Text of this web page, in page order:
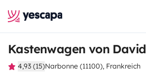
Kastenwagen von David
4,93 (15)Narbonne (11100), Frankreich